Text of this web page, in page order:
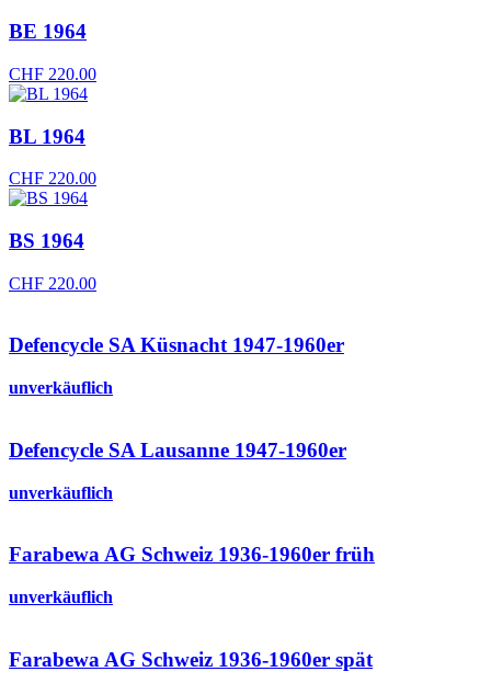
BE 1964
CHF 220.00
BL 1964
CHF 220.00
BS 1964
CHF 220.00
Defencycle SA Küsnacht 1947-1960er
unverkäuflich
Defencycle SA Lausanne 1947-1960er
unverkäuflich
Farabewa AG Schweiz 1936-1960er früh
unverkäuflich
Farabewa AG Schweiz 1936-1960er spät